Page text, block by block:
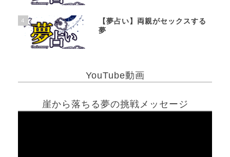
4
【夢占い】両親がセックスする
夢
YouTube動画
崖から落ちる夢の挑戦メッセージ